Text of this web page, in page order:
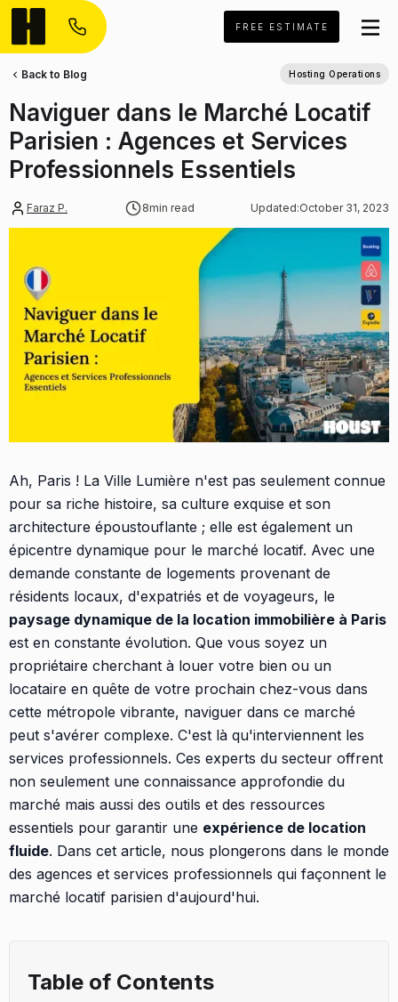
FREE ESTIMATE
Faraz P. 8min read Updated:October 31, 2023
Naviguer dans le Marché Locatif
Parisien : Agences et Services
Professionnels Essentiels
Back to Blog Hosting Operations
Ah, Paris ! La Ville Lumière n'est pas seulement connue
pour sa riche histoire, sa culture exquise et son
architecture époustouflante ; elle est également un
épicentre dynamique pour le marché locatif. Avec une
demande constante de logements provenant de
résidents locaux, d'expatriés et de voyageurs, le
paysage dynamique de la location immobilière à Paris
est en constante évolution. Que vous soyez un
propriétaire cherchant à louer votre bien ou un
locataire en quête de votre prochain chez-vous dans
cette métropole vibrante, naviguer dans ce marché
peut s'avérer complexe. C'est là qu'interviennent les
services professionnels. Ces experts du secteur offrent
non seulement une connaissance approfondie du
marché mais aussi des outils et des ressources
essentiels pour garantir une expérience de location
fluide. Dans cet article, nous plongerons dans le monde
des agences et services professionnels qui façonnent le
marché locatif parisien d'aujourd'hui.
Table of Contents